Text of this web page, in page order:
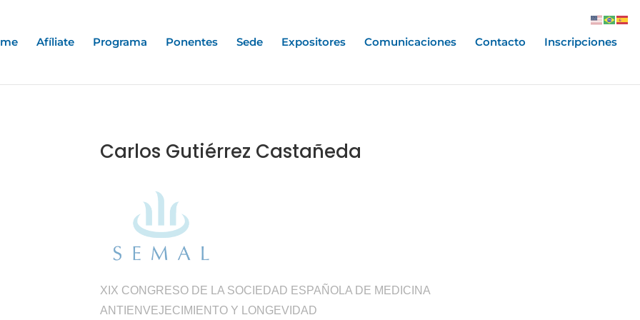
Afíliate Programa Ponentes Sede Expositores Comunicaciones Contacto Inscripciones
Carlos Gutiérrez Castañeda
XIX CONGRESO DE LA SOCIEDAD ESPAÑOLA DE MEDICINA
ANTIENVEJECIMIENTO Y LONGEVIDAD